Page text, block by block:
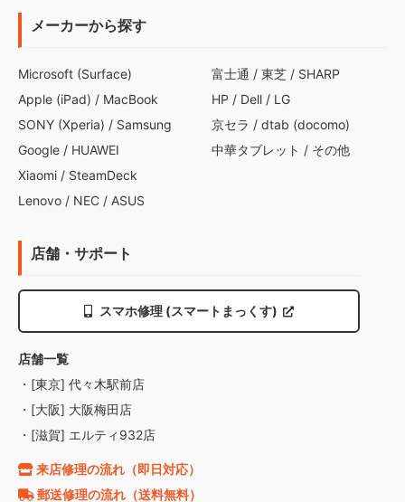
メーカーから探す
Microsoft (Surface)
Apple (iPad) / MacBook
SONY (Xperia) / Samsung
Google / HUAWEI
Xiaomi / SteamDeck
Lenovo / NEC / ASUS
富士通 / 東芝 / SHARP
HP / Dell / LG
京セラ / dtab (docomo)
中華タブレット / その他
店舗・サポート
スマホ修理 (スマートまっくす)
店舗一覧
・[東京] 代々木駅前店
・[大阪] 大阪梅田店
・[滋賀] エルティ932店
来店修理の流れ（即日対応）
郵送修理の流れ（送料無料）